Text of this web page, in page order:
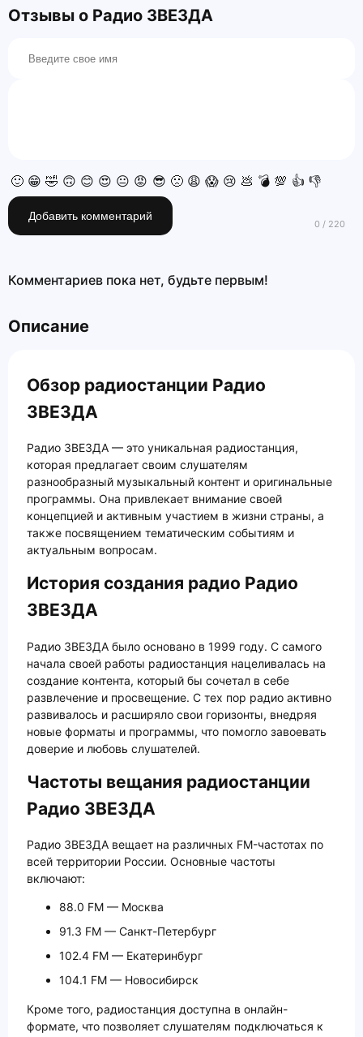
Отзывы о Радио ЗВЕЗДА
🙂 😁 🤣 🙃 😊 😍 😐 😡 😎 🙁 😩 😱 😢 💩 💣 💯 👍 👎
Добавить комментарий
Комментариев пока нет, будьте первым!
Описание
Обзор радиостанции Радио
ЗВЕЗДА
Радио ЗВЕЗДА — это уникальная радиостанция,
которая предлагает своим слушателям
разнообразный музыкальный контент и оригинальные
программы. Она привлекает внимание своей
концепцией и активным участием в жизни страны, а
также посвящением тематическим событиям и
актуальным вопросам.
История создания радио Радио
ЗВЕЗДА
Радио ЗВЕЗДА было основано в 1999 году. С самого
начала своей работы радиостанция нацеливалась на
создание контента, который бы сочетал в себе
развлечение и просвещение. С тех пор радио активно
развивалось и расширяло свои горизонты, внедряя
новые форматы и программы, что помогло завоевать
доверие и любовь слушателей.
Частоты вещания радиостанции
Радио ЗВЕЗДА
Радио ЗВЕЗДА вещает на различных FM-частотах по
всей территории России. Основные частоты
включают:
88.0 FM — Москва
91.3 FM — Санкт-Петербург
102.4 FM — Екатеринбург
104.1 FM — Новосибирск
Кроме того, радиостанция доступна в онлайн-
формате, что позволяет слушателям подключаться к